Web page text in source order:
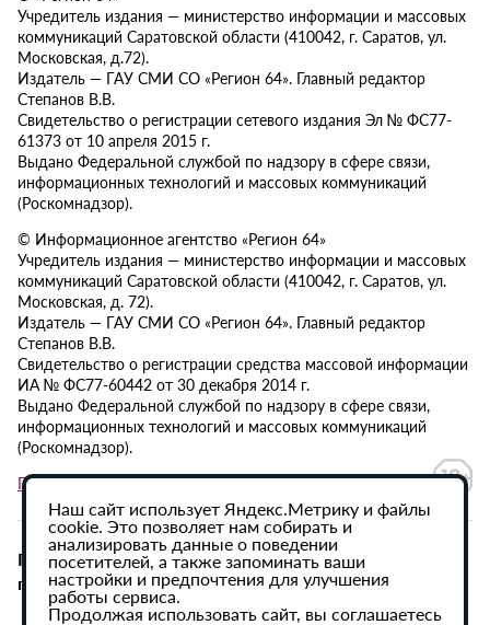
Учредитель издания — министерство информации и массовых
коммуникаций Саратовской области (410042, г. Саратов, ул.
Московская, д.72).
Издатель — ГАУ СМИ СО «Регион 64». Главный редактор
Степанов В.В.
Свидетельство о регистрации сетевого издания Эл № ФС77-
61373 от 10 апреля 2015 г.
Выдано Федеральной службой по надзору в сфере связи,
информационных технологий и массовых коммуникаций
(Роскомнадзор).
© Информационное агентство «Регион 64»
Учредитель издания — министерство информации и массовых
коммуникаций Саратовской области (410042, г. Саратов, ул.
Московская, д. 72).
Издатель — ГАУ СМИ СО «Регион 64». Главный редактор
Степанов В.В.
Свидетельство о регистрации средства массовой информации
ИА № ФС77-60442 от 30 декабря 2014 г.
Выдано Федеральной службой по надзору в сфере связи,
информационных технологий и массовых коммуникаций
(Роскомнадзор).
Политика в отношении обработки персональных данных
При использовании материалов сайта активная
гиперссылка на ИА «Регион 64» обязательна.
Наш сайт использует Яндекс.Метрику и файлы
cookie. Это позволяет нам собирать и
анализировать данные о поведении
посетителей, а также запоминать ваши
настройки и предпочтения для улучшения
работы сервиса.
Продолжая использовать сайт, вы соглашаетесь